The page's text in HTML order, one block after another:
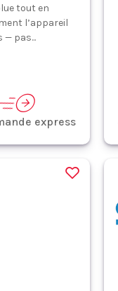
tout en
l’appareil
pas...
express